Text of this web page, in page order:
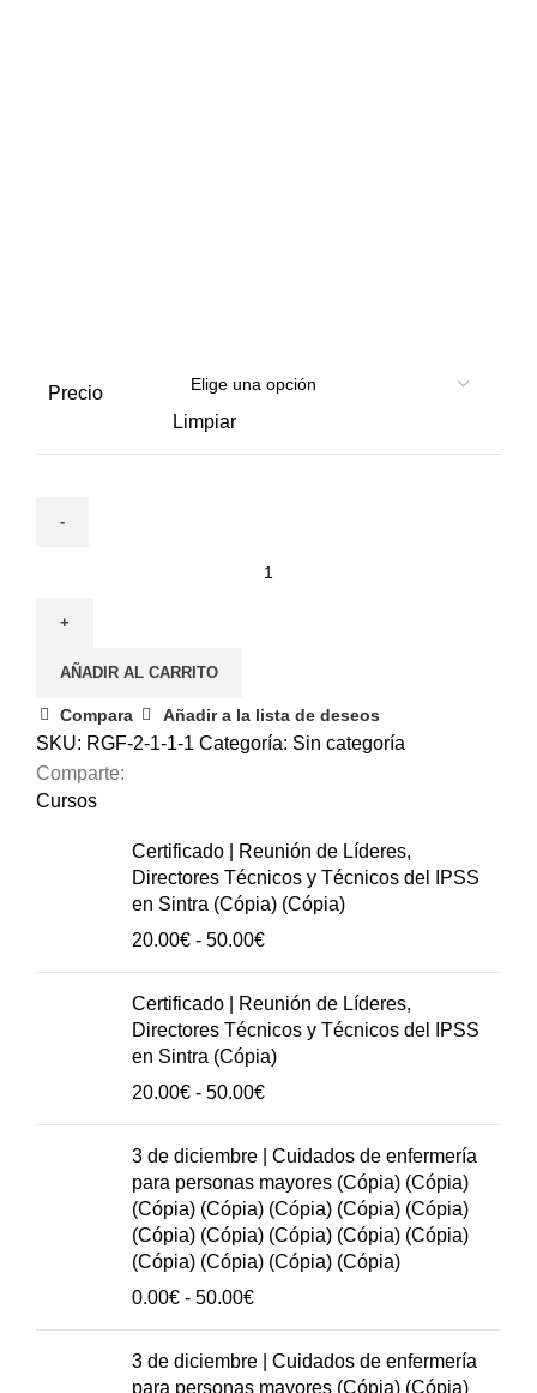
Precio
Limpiar
diciembre
Cuidados
de
enfermería
para
personas
(Cópia)
AÑADIR AL CARRITO
Compara Añadir a la lista de deseos
SKU: RGF-2-1-1-1 Categoría: Sin categoría
Comparte:
Cursos
Certificado | Reunión de Líderes,
Directores Técnicos y Técnicos del IPSS
en Sintra (Cópia) (Cópia)
20.00€ - 50.00€Rango
precios:
20.00€
hasta
50.00€
Certificado | Reunión de Líderes,
Directores Técnicos y Técnicos del IPSS
en Sintra (Cópia)
20.00€ - 50.00€Rango
precios:
20.00€
hasta
50.00€
3 de diciembre | Cuidados de enfermería
para personas mayores (Cópia) (Cópia)
(Cópia) (Cópia) (Cópia) (Cópia) (Cópia)
(Cópia) (Cópia) (Cópia) (Cópia) (Cópia)
(Cópia) (Cópia) (Cópia) (Cópia)
0.00€ - 50.00€Rango
precios:
0.00€
3 de diciembre | Cuidados de enfermería
para personas mayores (Cópia) (Cópia)